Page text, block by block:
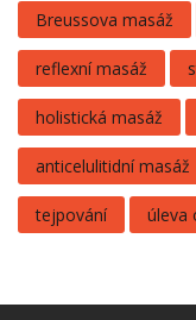
Breussova masáž
reflexní masáž
holistická masáž
anticelulitidní masáž
tejpování úleva